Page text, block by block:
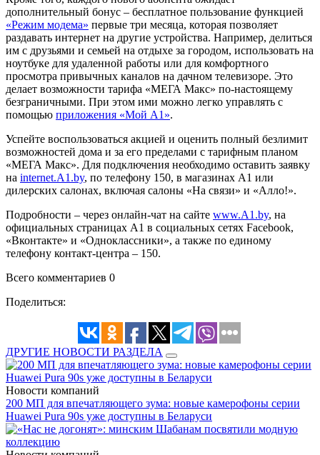
дополнительный бонус – бесплатное пользование функцией
«Режим модема» первые три месяца, которая позволяет
раздавать интернет на другие устройства. Например, делиться
им с друзьями и семьей на отдыхе за городом, использовать на
ноутбуке для удаленной работы или для комфортного
просмотра привычных каналов на дачном телевизоре. Это
делает возможности тарифа «МЕГА Макс» по-настоящему
безграничными. При этом ими можно легко управлять с
помощью приложения «Мой А1».
Успейте воспользоваться акцией и оценить полный безлимит
возможностей дома и за его пределами с тарифным планом
«МЕГА Макс». Для подключения необходимо оставить заявку
на internet.A1.by, по телефону 150, в магазинах А1 или
дилерских салонах, включая салоны «На связи» и «Алло!».
Подробности – через онлайн-чат на сайте www.A1.by, на
официальных страницах A1 в социальных сетях Facebook,
«Вконтакте» и «Одноклассники», а также по единому
телефону контакт-центра – 150.
Всего комментариев 0
Поделиться:
ДРУГИЕ НОВОСТИ РАЗДЕЛА
Новости компаний
200 МП для впечатляющего зума: новые камерофоны серии
Huawei Pura 90s уже доступны в Беларуси